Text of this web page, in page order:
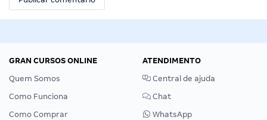
GRAN CURSOS ONLINE
Quem Somos
Como Funciona
Como Comprar
ATENDIMENTO
Central de ajuda
Chat
WhatsApp